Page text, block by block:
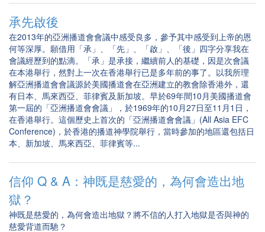
承先啟後
在2013年的亞洲播道會會議中感受良多，參予其中感受到上帝的恩
何等深厚。願借用「承」、「先」、「啟」、「後」四字分享我在
會議經歷到的點滴。「承」是承接，繼續前人的基礎，因是次會議
在本港舉行，然對上一次在香港舉行已是多年前的事了。以我所理
解亞洲播道會會議源於美國播道會在亞洲建立的教會除香港外，還
有日本、馬來西亞、菲律賓及新加坡。早於69年間10月美國播道會
第一屆的「亞洲播道會會議」，於1969年的10月27日至11月1日，
在香港舉行。這個歷史上首次的「亞洲播道會會議」(All Asia EFC
Conference)，於香港的播道神學院舉行，當時參加的地區還包括日
本、新加坡、馬來西亞、菲律賓等...
信仰 Q & A：神既是慈愛的，為何會造出地
獄？
神既是慈愛的，為何會造出地獄？將不信的人打入地獄是否與神的
慈愛背道而馳？